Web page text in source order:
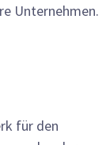
Unternehmen.
für den